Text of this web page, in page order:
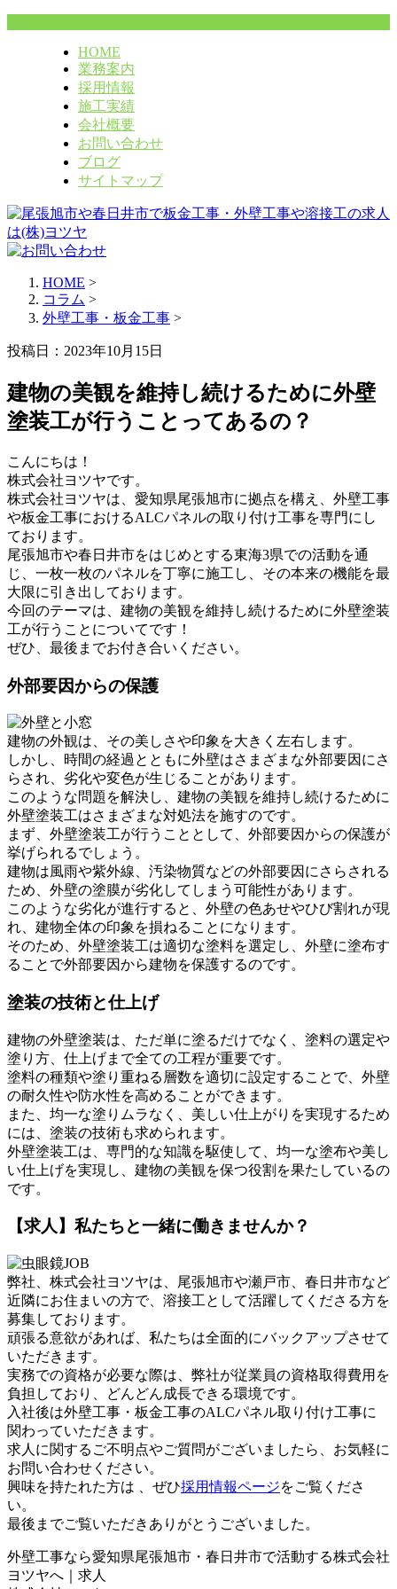
HOME
業務案内
採用情報
施工実績
会社概要
お問い合わせ
ブログ
サイトマップ
HOME >
コラム >
外壁工事・板金工事 >
投稿日：2023年10月15日
建物の美観を維持し続けるために外壁
塗装工が行うことってあるの？
こんにちは！
株式会社ヨツヤです。
株式会社ヨツヤは、愛知県尾張旭市に拠点を構え、外壁工事
や板金工事におけるALCパネルの取り付け工事を専門にし
ております。
尾張旭市や春日井市をはじめとする東海3県での活動を通
じ、一枚一枚のパネルを丁寧に施工し、その本来の機能を最
大限に引き出しております。
今回のテーマは、建物の美観を維持し続けるために外壁塗装
工が行うことについてです！
ぜひ、最後までお付き合いください。
外部要因からの保護
建物の外観は、その美しさや印象を大きく左右します。
しかし、時間の経過とともに外壁はさまざまな外部要因にさ
らされ、劣化や変色が生じることがあります。
このような問題を解決し、建物の美観を維持し続けるために
外壁塗装工はさまざまな対処法を施すのです。
まず、外壁塗装工が行うこととして、外部要因からの保護が
挙げられるでしょう。
建物は風雨や紫外線、汚染物質などの外部要因にさらされる
ため、外壁の塗膜が劣化してしまう可能性があります。
このような劣化が進行すると、外壁の色あせやひび割れが現
れ、建物全体の印象を損ねることになります。
そのため、外壁塗装工は適切な塗料を選定し、外壁に塗布す
ることで外部要因から建物を保護するのです。
塗装の技術と仕上げ
建物の外壁塗装は、ただ単に塗るだけでなく、塗料の選定や
塗り方、仕上げまで全ての工程が重要です。
塗料の種類や塗り重ねる層数を適切に設定することで、外壁
の耐久性や防水性を高めることができます。
また、均一な塗りムラなく、美しい仕上がりを実現するため
には、塗装の技術も求められます。
外壁塗装工は、専門的な知識を駆使して、均一な塗布や美し
い仕上げを実現し、建物の美観を保つ役割を果たしているの
です。
【求人】私たちと一緒に働きませんか？
弊社、株式会社ヨツヤは、尾張旭市や瀬戸市、春日井市など
近隣にお住まいの方で、溶接工として活躍してくださる方を
募集しております。
頑張る意欲があれば、私たちは全面的にバックアップさせて
いただきます。
実務での資格が必要な際は、弊社が従業員の資格取得費用を
負担しており、どんどん成長できる環境です。
入社後は外壁工事・板金工事のALCパネル取り付け工事に
関わっていただきます。
求人に関するご不明点やご質問がございましたら、お気軽に
お問い合わせください。
興味を持たれた方は 、ぜひ採用情報ページをご覧くださ
い。
最後までご覧いただきありがとうございました。
外壁工事なら愛知県尾張旭市・春日井市で活動する株式会社
ヨツヤへ｜求人